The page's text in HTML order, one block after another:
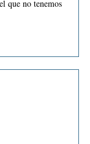
que no tenemos